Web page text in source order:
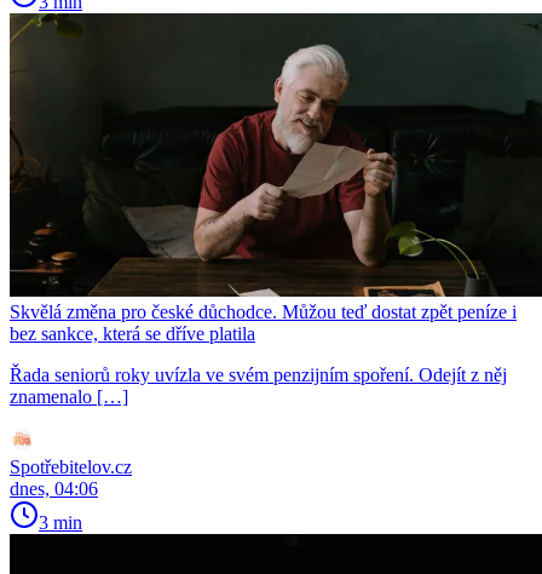
Skvělá změna pro české důchodce. Můžou teď dostat zpět peníze i
bez sankce, která se dříve platila
Řada seniorů roky uvízla ve svém penzijním spoření. Odejít z něj
znamenalo […]
Spotřebitelov.cz
dnes, 04:06
3 min